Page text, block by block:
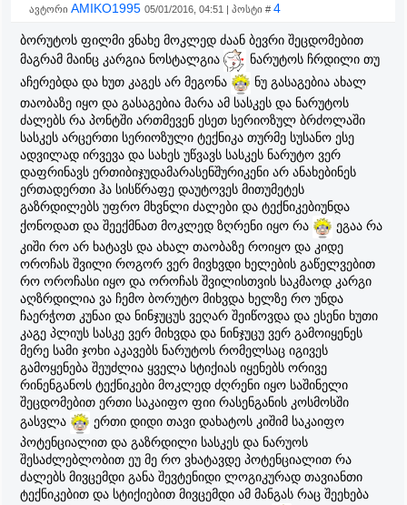
ავტორი AMIKO1995 05/01/2016, 04:51 | პოსტი # 4
ბორუტოს ფილმი ვნახე მოკლედ ძაან ბევრი შეცდომებით
მაგრამ მაინც კარგია ნოსტალგია
ნარუტოს ჩრდილი თუ
აჩერებდა და ხუთ კაგეს არ მეგონა
ნუ გასაგებია ახალ
თაობაზე იყო და გასაგებია მარა ამ სასკეს და ნარუტოს
ძალებს რა პონტში ართმევენ ესეთ სერიოზულ ბრძოლაში
სასკეს არცერთი სერიოზული ტექნიკა თურმე სუსანო ესე
ადვილად ირვევა და სახეს უწვავს სასკეს ნარუტო ვერ
დაფრინავს ერთიბიჯუდამარასენშურიკენი არ ანახებინეს
ერთადერთი ჰა სისწრაფე დაუტოვეს მითუმეტეს
გაზრდილებს უფრო მხვნლი ძალები და ტექნიკებიუნდა
ქონოდათ და შეექმნათ მოკლედ ზღრენი იყო რა
ეგაა რა
კიში რო არ ხატავს და ახალ თაობაზე როიყო და კიდე
ოროჩას შვილი როგორ ვერ მივხვდი ხელების გაწელვებით
რო ოროჩასი იყო და ოროჩას შვილისთვის საკმაოდ კარგი
აღზრდილია ვა ჩემო ბორუტო მიხვდა ხელზე რო უნდა
ჩაერჭოთ კუნაი და ნინჯუცუს ვეღარ შეიწოვდა და ესენი ხუთი
კაგე პლიუს სასკე ვერ მიხვდა და ნინჯუცუ ვერ გამოიყენეს
მერე სამი ჯოხი აკავებს ნარუტოს რომელსაც იგივეს
გამოყენება შეუძლია ყველა სტიქიას იყენებს ორივე
რინენგანოს ტექნიკები მოკლედ ძღრენი იყო საშინელი
შეცდომებით ერთი საკაიფო ფიი რასენგანის კოსმოსში
გასვლა
ერთი დიდი თავი დახატოს კიშიმ საკაიფო
პოტენციალით და გაზრდილი სასკეს და ნარუოს
შესაძლებლობით ეუ მე რო ვხატავდე პოტენციალით რა
ძალებს მივცემდი განა შევტენიდი ლოგიკურად თავიანთი
ტექნიკებით და სტიქიებით მივცემდი ამ მანგას რაც შეეხება